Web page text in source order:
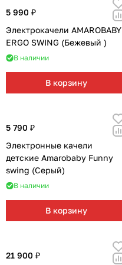
5 990 ₽
Электрокачели AMAROBABY
ERGO SWING (Бежевый )
В наличии
В корзину
5 790 ₽
Электронные качели
детские Amarobaby Funny
swing (Серый)
В наличии
В корзину
21 900 ₽